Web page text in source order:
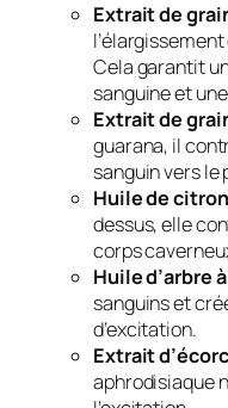
Extrait de
Cela garantit
sanguine et
Extrait de
guarana, il
sanguin vers le
Huile de citron
dessus, elle
corps
Huile d’arbre
sanguins et
d’excitation.
Extrait
aphrodisiaque